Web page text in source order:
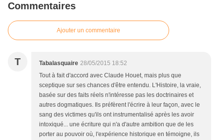
Commentaires
Ajouter un commentaire
T Tabalasquaire 28/05/2015 18:52
Tout à fait d'accord avec Claude Houet, mais plus que
sceptique sur ses chances d'être entendu. L'Histoire, la vraie,
basée sur des faits réels n'intéresse pas les doctrinaires et
autres dogmatiques. Ils préfèrent l'écrire à leur façon, avec le
sang des victimes qu'ils ont instrumentalisé après les avoir
intoxiqué... une écriture qui n'a d'autre ambition que de les
porter au pouvoir où, l'expérience historique en témoigne, ils